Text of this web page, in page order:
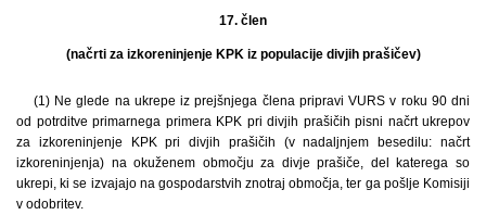
17. člen
(načrti za izkoreninjenje KPK iz populacije divjih prašičev)
(1) Ne glede na ukrepe iz prejšnjega člena pripravi VURS v roku 90 dni
od potrditve primarnega primera KPK pri divjih prašičih pisni načrt ukrepov
za izkoreninjenje KPK pri divjih prašičih (v nadaljnjem besedilu: načrt
izkoreninjenja) na okuženem območju za divje prašiče, del katerega so
ukrepi, ki se izvajajo na gospodarstvih znotraj območja, ter ga pošlje Komisiji
v odobritev.